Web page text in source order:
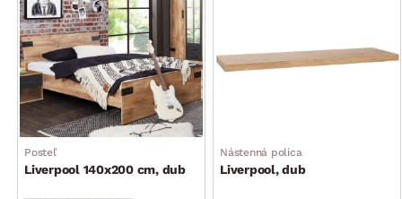
Posteľ
Liverpool 140x200 cm, dub
Nástenná polica
Liverpool, dub